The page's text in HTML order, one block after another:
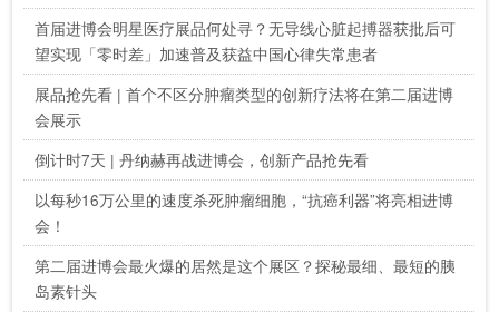
首届进博会明星医疗展品何处寻？无导线心脏起搏器获批后可
望实现「零时差」加速普及获益中国心律失常患者
展品抢先看 | 首个不区分肿瘤类型的创新疗法将在第二届进博
会展示
倒计时7天 | 丹纳赫再战进博会，创新产品抢先看
以每秒16万公里的速度杀死肿瘤细胞，“抗癌利器”将亮相进博
会！
第二届进博会最火爆的居然是这个展区？探秘最细、最短的胰
岛素针头